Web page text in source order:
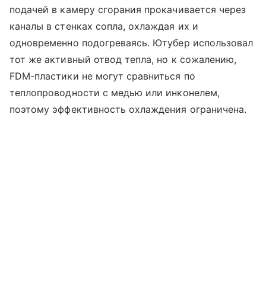
подачей в камеру сгорания прокачивается через
каналы в стенках сопла, охлаждая их и
одновременно подогреваясь. Ютубер использовал
тот же активный отвод тепла, но к сожалению,
FDM-пластики не могут сравниться по
теплопроводности с медью или инконелем,
поэтому эффективность охлаждения ограничена.